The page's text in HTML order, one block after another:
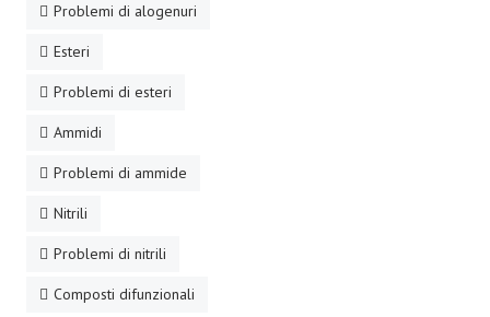
Problemi di alogenuri
Esteri
Problemi di esteri
Ammidi
Problemi di ammide
Nitrili
Problemi di nitrili
Composti difunzionali